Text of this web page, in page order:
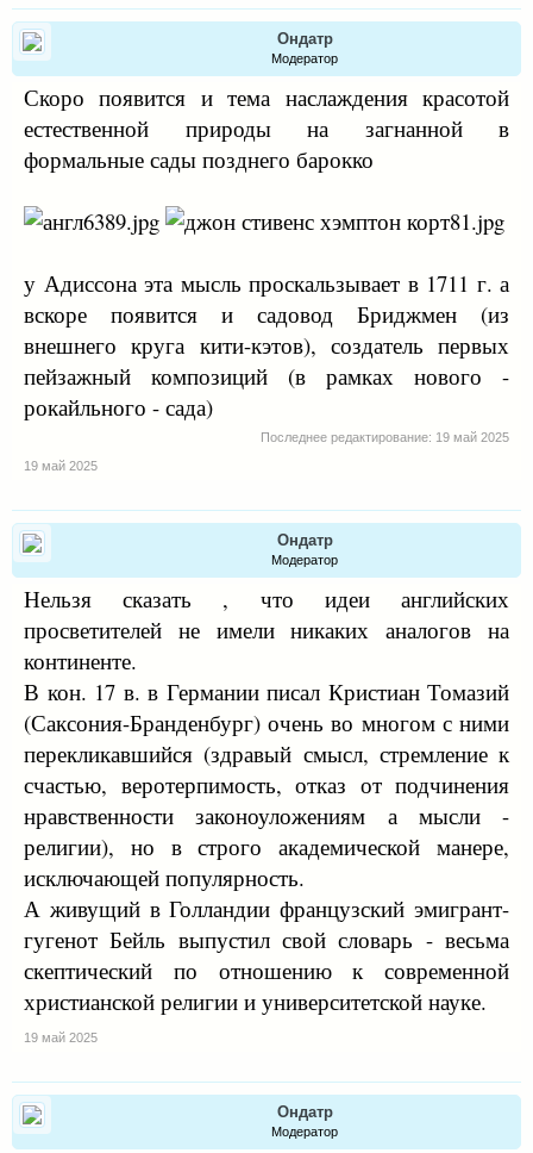
Ондатр
Модератор
Скоро появится и тема наслаждения красотой
естественной природы на загнанной в
формальные сады позднего барокко
у Адиссона эта мысль проскальзывает в 1711 г. а
вскоре появится и садовод Бриджмен (из
внешнего круга кити-кэтов), создатель первых
пейзажный композиций (в рамках нового -
рокайльного - сада)
Последнее редактирование: 19 май 2025
19 май 2025
Ондатр
Модератор
Нельзя сказать , что идеи английских
просветителей не имели никаких аналогов на
континенте.
В кон. 17 в. в Германии писал Кристиан Томазий
(Саксония-Бранденбург) очень во многом с ними
перекликавшийся (здравый смысл, стремление к
счастью, веротерпимость, отказ от подчинения
нравственности законоуложениям а мысли -
религии), но в строго академической манере,
исключающей популярность.
А живущий в Голландии французский эмигрант-
гугенот Бейль выпустил свой словарь - весьма
скептический по отношению к современной
христианской религии и университетской науке.
19 май 2025
Ондатр
Модератор